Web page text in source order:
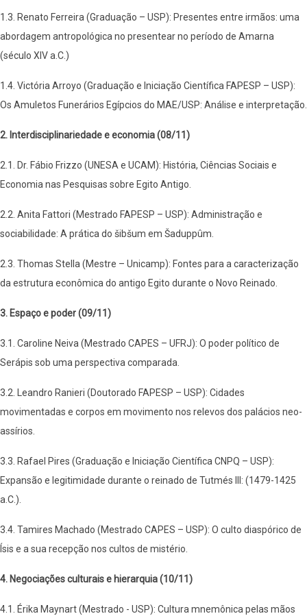
1.3. Renato Ferreira (Graduação – USP): Presentes entre irmãos: uma
abordagem antropológica no presentear no período de Amarna
(século XIV a.C.)
1.4. Victória Arroyo (Graduação e Iniciação Científica FAPESP – USP):
Os Amuletos Funerários Egípcios do MAE/USP: Análise e interpretação.
2. Interdisciplinariedade e economia (08/11)
2.1. Dr. Fábio Frizzo (UNESA e UCAM): História, Ciências Sociais e
Economia nas Pesquisas sobre Egito Antigo.
2.2. Anita Fattori (Mestrado FAPESP – USP): Administração e
sociabilidade: A prática do šibšum em Šaduppûm.
2.3. Thomas Stella (Mestre – Unicamp): Fontes para a caracterização
da estrutura econômica do antigo Egito durante o Novo Reinado.
3. Espaço e poder (09/11)
3.1. Caroline Neiva (Mestrado CAPES – UFRJ): O poder político de
Serápis sob uma perspectiva comparada.
3.2. Leandro Ranieri (Doutorado FAPESP – USP): Cidades
movimentadas e corpos em movimento nos relevos dos palácios neo-
assírios.
3.3. Rafael Pires (Graduação e Iniciação Científica CNPQ – USP):
Expansão e legitimidade durante o reinado de Tutmés III: (1479-1425
a.C.).
3.4. Tamires Machado (Mestrado CAPES – USP): O culto diaspórico de
Ísis e a sua recepção nos cultos de mistério.
4. Negociações culturais e hierarquia (10/11)
4.1. Érika Maynart (Mestrado - USP): Cultura mnemônica pelas mãos